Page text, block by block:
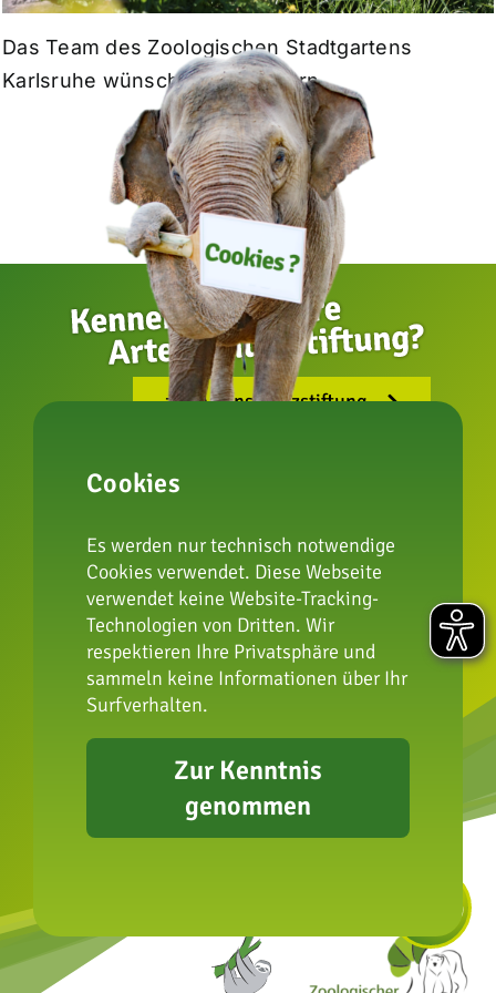
Das Team des Zoologischen Stadtgartens
Karlsruhe wünscht frohe Ostern.
zur Artenschutzstiftung
Datenschutz
FAQ
Presse
Erklärung zur
Barrierefreiheit
Cookies
Es werden nur technisch notwendige
Cookies verwendet. Diese Webseite
verwendet keine Website-Tracking-
Technologien von Dritten. Wir
respektieren Ihre Privatsphäre und
sammeln keine Informationen über Ihr
Surfverhalten.
Zur Kenntnis
genommen
info